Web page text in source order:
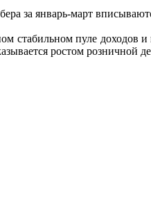
за январь-март
стабильном пуле
ростом розничной